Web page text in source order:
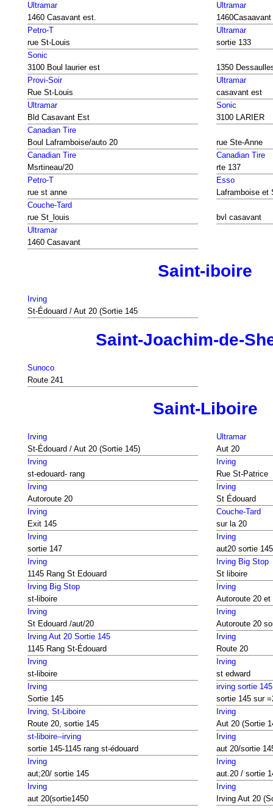
Ultramar
1460 Casavant est.
Ultramar
1460Casaavant
Petro-T
rue St-Louis
Ultramar
sortie 133
Sonic
3100 Boul laurier est
1350
Provi-Soir
Rue St-Louis
Ultramar
casavant est
Ultramar
Bld Casavant Est
Sonic
3100 LARIER
Canadian Tire
Boul Laframboise/auto 20
rue Ste-Anne
Canadian Tire
Msrtineau/20
Canadian Tire
rte 137
Petro-T
rue st anne
Esso
Laframboise et
Couche-Tard
rue St_louis
bvl casavant
Ultramar
1460 Casavant
Saint-iboire
Irving
St-Édouard / Aut 20 (Sortie 145
Saint-Joachim-de-
Sunoco
Route 241
Saint-Liboire
Irving
St-Édouard / Aut 20 (Sortie 145)
Ultramar
Aut 20
Irving
st-edouard- rang
Irving
Rue St-Patrice
Irving
Autoroute 20
Irving
St Édouard
Irving
Exit 145
Couche-Tard
sur la 20
Irving
sortie 147
Irving
aut20 sortie 145
Irving
1145 Rang St Edouard
Irving Big Stop
St liboire
Irving Big Stop
st-liboire
Irving
Autoroute 20 et
Irving
St Edouard /aut/20
Irving
Autoroute 20
Irving Aut 20 Sortie 145
1145 Rang St-Édouard
Irving
Route 20
Irving
st-liboire
Irving
st edward
Irving
Sortie 145
irving sortie 145
sortie 145 sur
Irving, St-Liboire
Route 20, sortie 145
Irving
Aut 20 (Sortie
st-liboire--irving
sortie 145-1145 rang st-édouard
Irving
aut 20/sortie
Irving
aut;20/ sortie 145
Irving
aut.20 / sortie
Irving
aut 20(sortie1450
Irving
Irving Aut 20